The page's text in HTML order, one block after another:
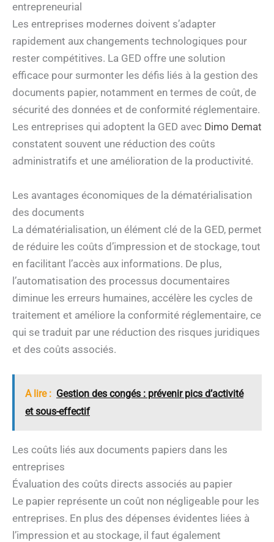
entrepreneurial
Les entreprises modernes doivent s’adapter
rapidement aux changements technologiques pour
rester compétitives. La GED offre une solution
efficace pour surmonter les défis liés à la gestion des
documents papier, notamment en termes de coût, de
sécurité des données et de conformité réglementaire.
Les entreprises qui adoptent la GED avec Dimo Demat
constatent souvent une réduction des coûts
administratifs et une amélioration de la productivité.
Les avantages économiques de la dématérialisation
des documents
La dématérialisation, un élément clé de la GED, permet
de réduire les coûts d’impression et de stockage, tout
en facilitant l’accès aux informations. De plus,
l’automatisation des processus documentaires
diminue les erreurs humaines, accélère les cycles de
traitement et améliore la conformité réglementaire, ce
qui se traduit par une réduction des risques juridiques
et des coûts associés.
A lire : Gestion des congés : prévenir pics d’activité
et sous-effectif
Les coûts liés aux documents papiers dans les
entreprises
Évaluation des coûts directs associés au papier
Le papier représente un coût non négligeable pour les
entreprises. En plus des dépenses évidentes liées à
l’impression et au stockage, il faut également